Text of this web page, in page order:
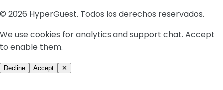
© 2026 HyperGuest. Todos los derechos reservados.
We use cookies for analytics and support chat. Accept
to enable them.
Decline Accept ✕